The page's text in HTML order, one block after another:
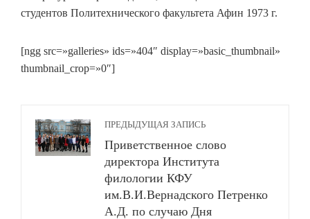
студентов Политехнического факультета Афин 1973 г.
[ngg src=»galleries» ids=»404″ display=»basic_thumbnail»
thumbnail_crop=»0″]
ПРЕДЫДУЩАЯ ЗАПИСЬ
Приветственное слово
директора Института
филологии КФУ
им.В.И.Вернадского Петренко
А.Д. по случаю Дня